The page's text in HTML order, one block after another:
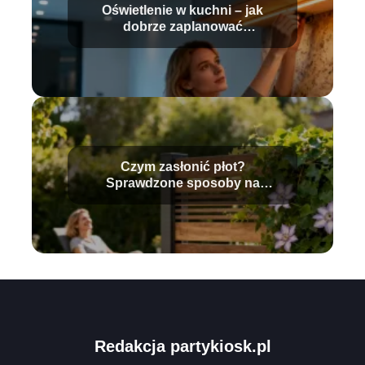
Oświetlenie w kuchni – jak
dobrze zaplanować
rozmieszczenie?
Czym zasłonić płot?
Sprawdzone sposoby na
prywatność w ogrodzie
Redakcja partykiosk.pl